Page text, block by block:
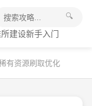
建设新手入门
🔍
有资源刷取优化